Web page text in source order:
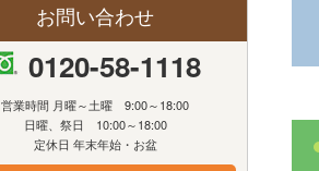
お問い合わせ
0120-58-1118
営業時間 月曜～土曜 9:00～18:00
日曜、祭日 10:00～18:00
定休日 年末年始・お盆